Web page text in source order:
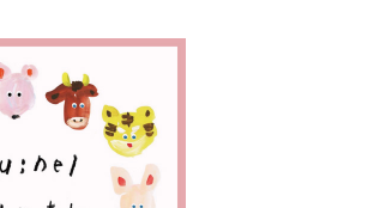
がら、足先の窮屈感がなく、履く時も履